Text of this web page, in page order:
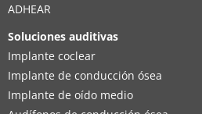
ADHEAR
Soluciones auditivas
Implante coclear
Implante de conducción ósea
Implante de oído medio